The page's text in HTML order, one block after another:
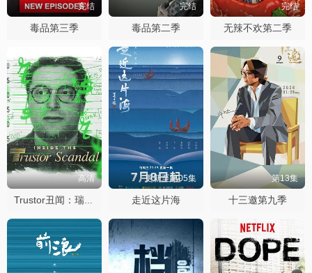
完结
毒品第三季
完结
毒品第二季
完结
无辣不欢第二季
高清
Trustor丑闻：瑞典金融案内幕
更新至第05集
走近这片海
第13集
十三邀第九季